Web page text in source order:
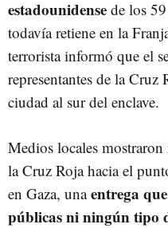
estadounidense de los
todavía retiene en la
terrorista informó que el
representantes de la Cruz
ciudad al sur del enclave.
Medios locales
la Cruz Roja hacia el
en Gaza, unaentrega
públicas ni ningún tipo